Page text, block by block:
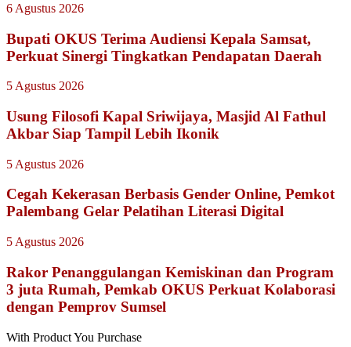
6 Agustus 2026
Bupati OKUS Terima Audiensi Kepala Samsat,
Perkuat Sinergi Tingkatkan Pendapatan Daerah
5 Agustus 2026
Usung Filosofi Kapal Sriwijaya, Masjid Al Fathul
Akbar Siap Tampil Lebih Ikonik
5 Agustus 2026
Cegah Kekerasan Berbasis Gender Online, Pemkot
Palembang Gelar Pelatihan Literasi Digital
5 Agustus 2026
Rakor Penanggulangan Kemiskinan dan Program
3 juta Rumah, Pemkab OKUS Perkuat Kolaborasi
dengan Pemprov Sumsel
With Product You Purchase